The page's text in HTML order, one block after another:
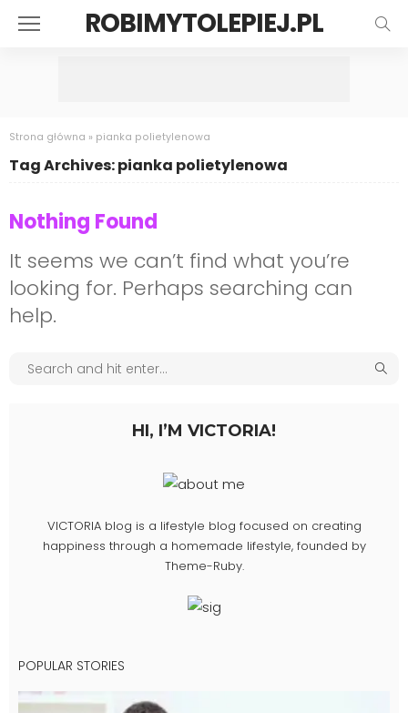
ROBIMYTOLEPIEJ.PL
Strona główna » pianka polietylenowa
Tag Archives: pianka polietylenowa
Nothing Found
It seems we can’t find what you’re
looking for. Perhaps searching can
help.
HI, I’M VICTORIA!
VICTORIA blog is a lifestyle blog focused on creating
happiness through a homemade lifestyle, founded by
Theme-Ruby.
POPULAR STORIES